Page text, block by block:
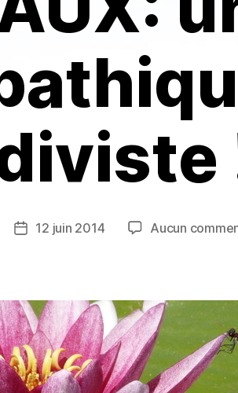
Date12 juin 2014 Aucun